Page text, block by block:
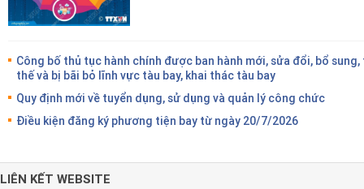
Công bố thủ tục hành chính được ban hành mới, sửa đổi, bổ sung,
thế và bị bãi bỏ lĩnh vực tàu bay, khai thác tàu bay
Quy định mới về tuyển dụng, sử dụng và quản lý công chức
Điều kiện đăng ký phương tiện bay từ ngày 20/7/2026
LIÊN KẾT WEBSITE